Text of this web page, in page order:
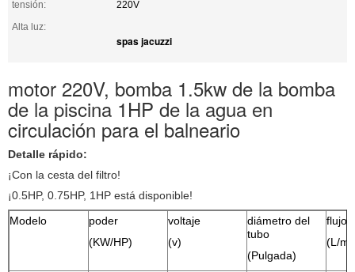
tensión:
220V
Alta luz:
spas jacuzzi
motor 220V, bomba 1.5kw de la bomba
de la piscina 1HP de la agua en
circulación para el balneario
Detalle rápido:
¡Con la cesta del filtro!
¡0.5HP, 0.75HP, 1HP está disponible!
Modelo
poder
(KW/HP)
voltaje
(v)
diámetro del
tubo
(Pulgada)
flujo
(L/